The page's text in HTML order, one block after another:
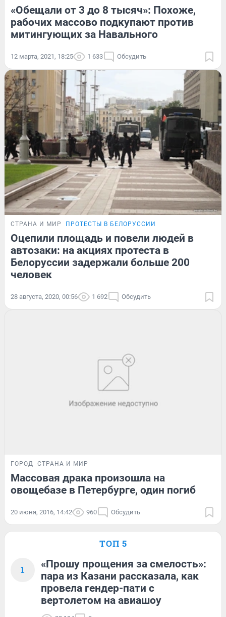
«Обещали от 3 до 8 тысяч»: Похоже,
рабочих массово подкупают против
митингующих за Навального
12 марта, 2021, 18:25 1 633 Обсудить
СТРАНА И МИР ПРОТЕСТЫ В БЕЛОРУССИИ
Оцепили площадь и повели людей в
автозаки: на акциях протеста в
Белоруссии задержали больше 200
человек
28 августа, 2020, 00:56 1 692 Обсудить
ГОРОД СТРАНА И МИР
Массовая драка произошла на
овощебазе в Петербурге, один погиб
20 июня, 2016, 14:42 960 Обсудить
ТОП 5
1
«Прошу прощения за смелость»:
пара из Казани рассказала, как
провела гендер-пати с
вертолетом на авиашоу